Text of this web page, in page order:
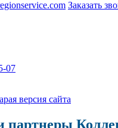
Заказать
07
версия сайта